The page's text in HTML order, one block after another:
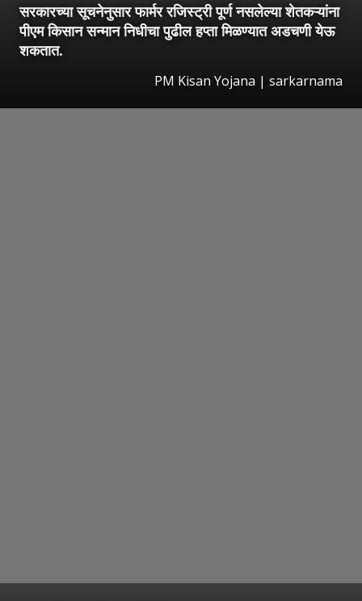
सरकारच्या सूचनेनुसार फार्मर रजिस्ट्री पूर्ण नसलेल्या शेतकऱ्यांना
पीएम किसान सन्मान निधीचा पुढील हप्ता मिळण्यात अडचणी येऊ
शकतात.
PM Kisan Yojana | sarkarnama